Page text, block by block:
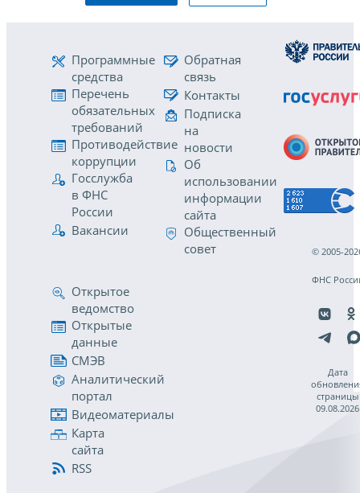
Программные
средства
Перечень
обязательных
требований
Противодействие
коррупции
Госслужба
в ФНС
России
Вакансии
Обратная
связь
Контакты
Подписка
на
новости
Об
использовании
информации
сайта
Общественный
совет
Открытое
ведомство
Открытые
данные
СМЭВ
Аналитический
портал
Видеоматериалы
Карта
сайта
RSS
© 2005-
ФНС
Дата
страницы
09.08.2026